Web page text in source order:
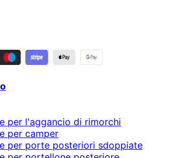
per l'aggancio di rimorchi
per camper
per porte posteriori sdoppiate